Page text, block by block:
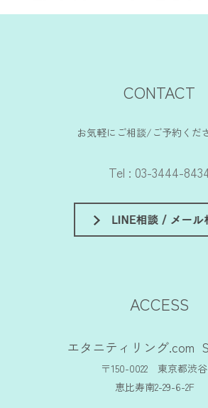
CONTACT
お気軽にご相談/ご予約くだ
Tel : 03-3444-
ACCESS
エタニティリング.com
〒150-0022 東京都渋
恵比寿南2-29-6-2F